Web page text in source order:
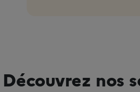
Découvrez nos